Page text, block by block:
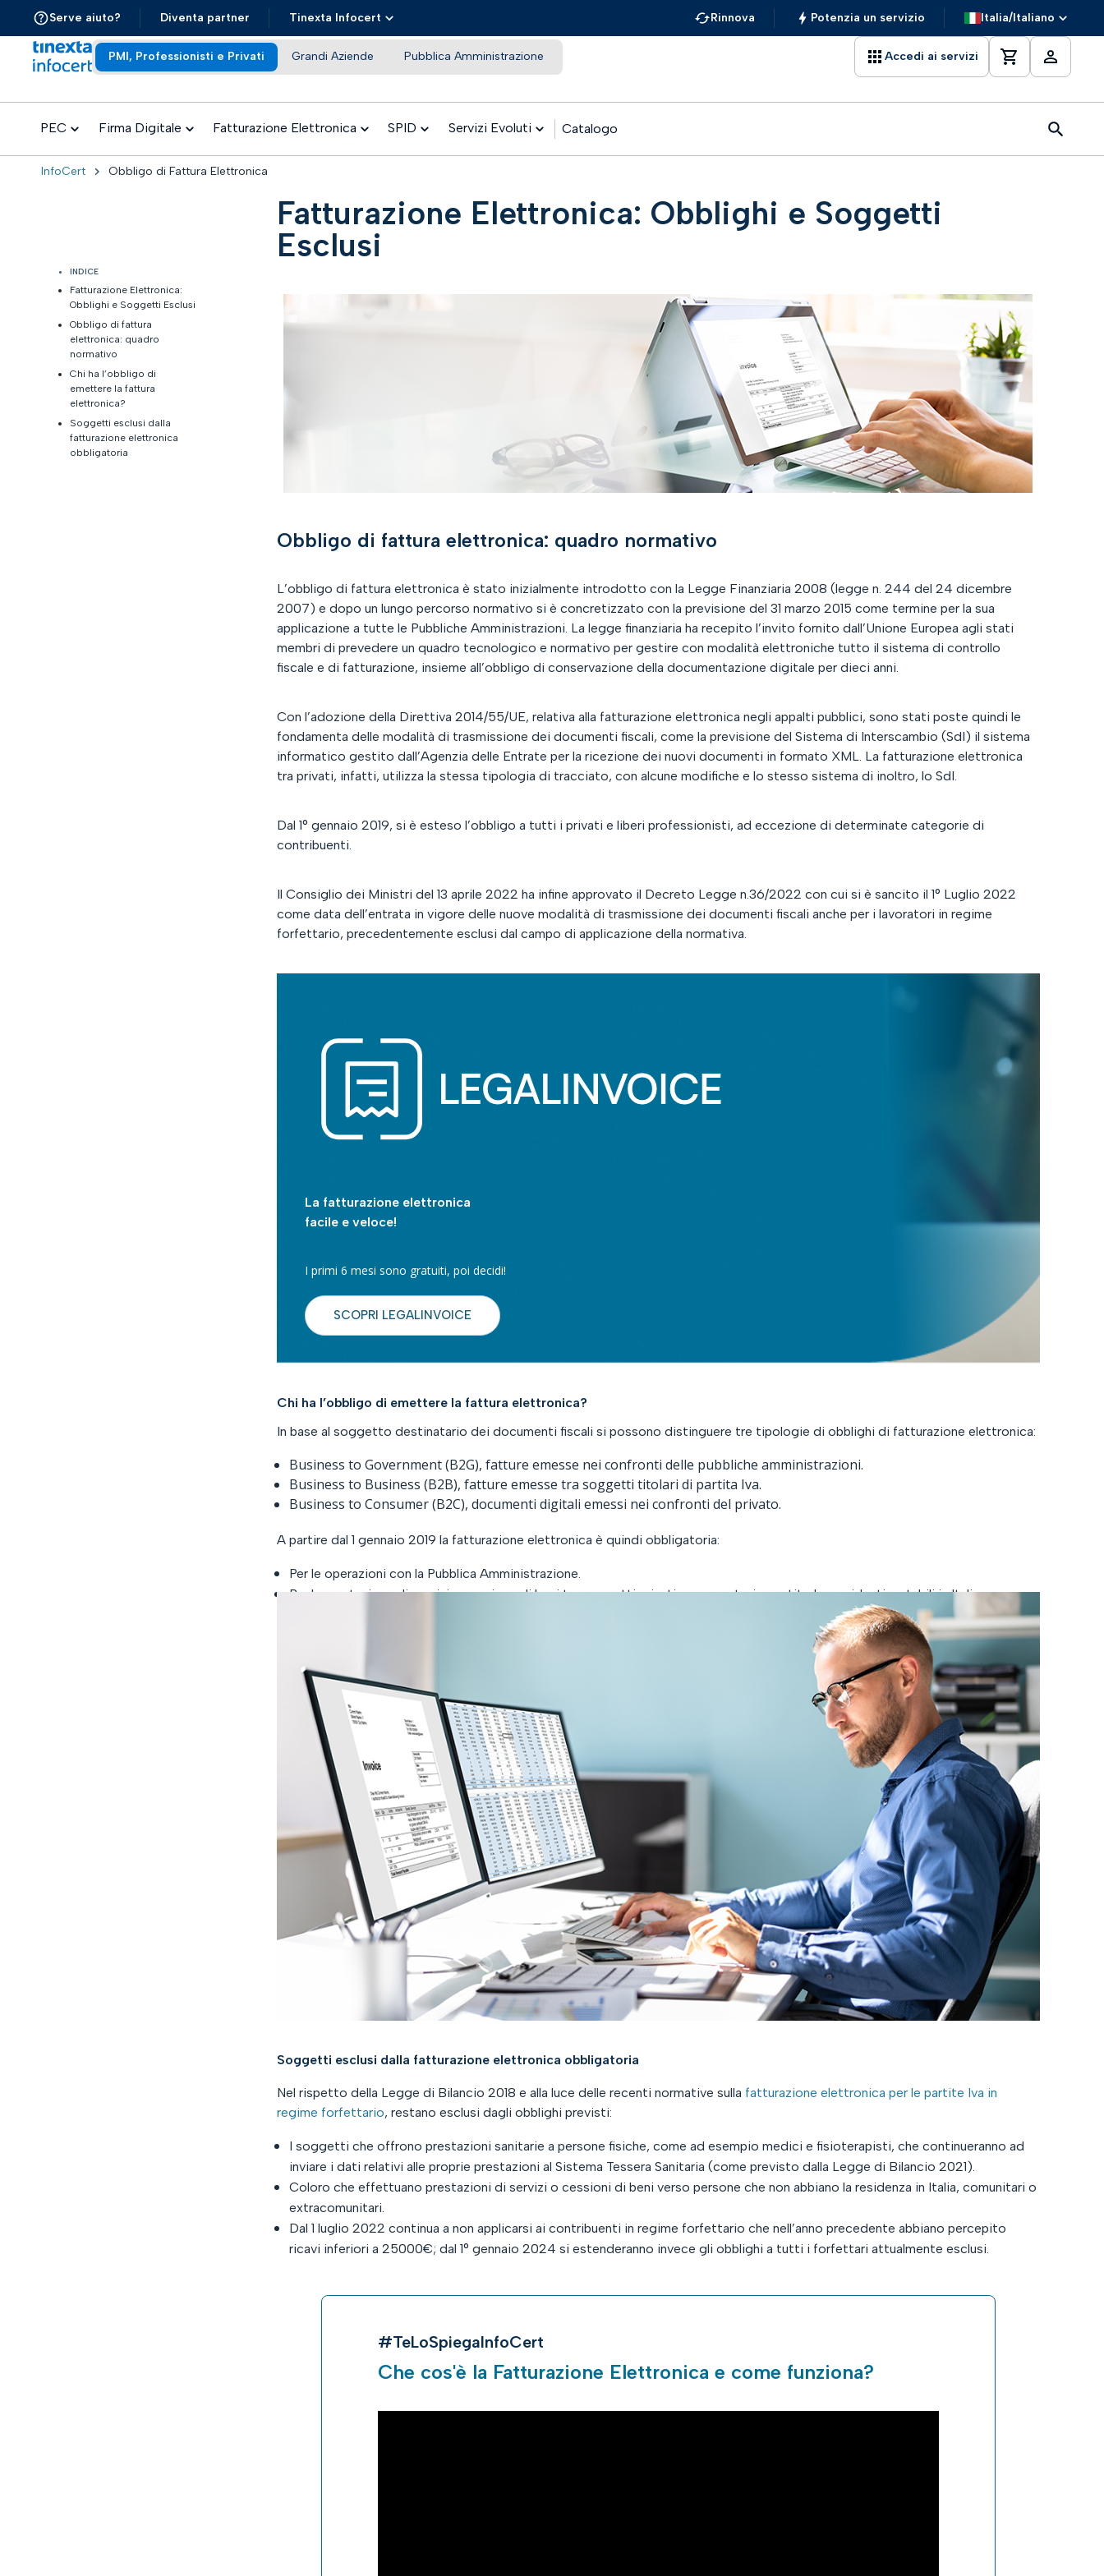
Serve aiuto? Diventa partner Tinexta Infocert Rinnova Potenzia un servizio Italia/Italiano
PMI, Professionisti e Privati Grandi Aziende Pubblica Amministrazione Accedi ai servizi
PEC Firma Digitale Fatturazione Elettronica SPID Servizi Evoluti Catalogo
InfoCert Obbligo di Fattura Elettronica
INDICE
Fatturazione Elettronica:
Obblighi e Soggetti Esclusi​
Obbligo di fattura
elettronica: quadro
normativo​
Chi ha l’obbligo di
emettere la fattura
elettronica?​
Soggetti esclusi dalla
fatturazione elettronica
obbligatoria​
Fatturazione Elettronica: Obblighi e Soggetti
Esclusi
Obbligo di fattura elettronica: quadro normativo
L’obbligo di fattura elettronica è stato inizialmente introdotto con la Legge Finanziaria 2008 (legge n. 244 del 24 dicembre
2007) e dopo un lungo percorso normativo si è concretizzato con la previsione del 31 marzo 2015 come termine per la sua
applicazione a tutte le Pubbliche Amministrazioni. La legge finanziaria ha recepito l’invito fornito dall’Unione Europea agli stati
membri di prevedere un quadro tecnologico e normativo per gestire con modalità elettroniche tutto il sistema di controllo
fiscale e di fatturazione, insieme all’obbligo di conservazione della documentazione digitale per dieci anni.
Con l’adozione della Direttiva 2014/55/UE, relativa alla fatturazione elettronica negli appalti pubblici, sono stati poste quindi le
fondamenta delle modalità di trasmissione dei documenti fiscali, come la previsione del Sistema di Interscambio (SdI) il sistema
informatico gestito dall’Agenzia delle Entrate per la ricezione dei nuovi documenti in formato XML. La fatturazione elettronica
tra privati, infatti, utilizza la stessa tipologia di tracciato, con alcune modifiche e lo stesso sistema di inoltro, lo SdI.
Dal 1° gennaio 2019, si è esteso l’obbligo a tutti i privati e liberi professionisti, ad eccezione di determinate categorie di
contribuenti.
Il Consiglio dei Ministri del 13 aprile 2022 ha infine approvato il Decreto Legge n.36/2022 con cui si è sancito il 1° Luglio 2022
come data dell’entrata in vigore delle nuove modalità di trasmissione dei documenti fiscali anche per i lavoratori in regime
forfettario, precedentemente esclusi dal campo di applicazione della normativa.
La fatturazione elettronica
facile e veloce!
I primi 6 mesi sono gratuiti, poi decidi!
SCOPRI LEGALINVOICE
Chi ha l’obbligo di emettere la fattura elettronica?
In base al soggetto destinatario dei documenti fiscali si possono distinguere tre tipologie di obblighi di fatturazione elettronica:
Business to Government (B2G), fatture emesse nei confronti delle pubbliche amministrazioni.
Business to Business (B2B), fatture emesse tra soggetti titolari di partita Iva.
Business to Consumer (B2C), documenti digitali emessi nei confronti del privato.
A partire dal 1 gennaio 2019 la fatturazione elettronica è quindi obbligatoria:
Per le operazioni con la Pubblica Amministrazione.
Per la prestazione di servizi e cessione di beni tra soggetti privati: consumatori e partite Iva residenti e stabili in Italia.
Soggetti esclusi dalla fatturazione elettronica obbligatoria​
Nel rispetto della Legge di Bilancio 2018 e alla luce delle recenti normative sulla fatturazione elettronica per le partite Iva in
regime forfettario, restano esclusi dagli obblighi previsti:
I soggetti che offrono prestazioni sanitarie a persone fisiche, come ad esempio medici e fisioterapisti, che continueranno ad
inviare i dati relativi alle proprie prestazioni al Sistema Tessera Sanitaria (come previsto dalla Legge di Bilancio 2021).
Coloro che effettuano prestazioni di servizi o cessioni di beni verso persone che non abbiano la residenza in Italia, comunitari o
extracomunitari.
Dal 1 luglio 2022 continua a non applicarsi ai contribuenti in regime forfettario che nell’anno precedente abbiano percepito
ricavi inferiori a 25000€; dal 1° gennaio 2024 si estenderanno invece gli obblighi a tutti i forfettari attualmente esclusi.
#TeLoSpiegaInfoCert
Che cos'è la Fatturazione Elettronica e come funziona?